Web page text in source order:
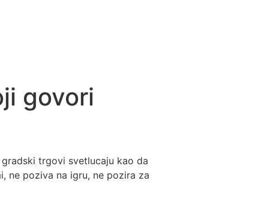
govori
trgovi svetlucaju kao da
ne poziva na igru, ne pozira za